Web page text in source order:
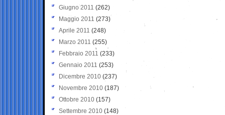
Giugno 2011 (262)
Maggio 2011 (273)
Aprile 2011 (248)
Marzo 2011 (255)
Febbraio 2011 (233)
Gennaio 2011 (253)
Dicembre 2010 (237)
Novembre 2010 (187)
Ottobre 2010 (157)
Settembre 2010 (148)